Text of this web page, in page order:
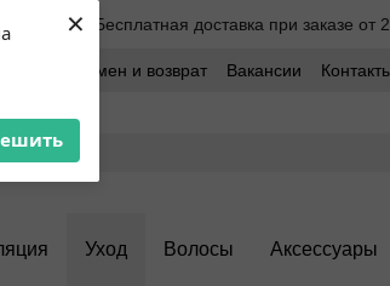
× Бесплатная доставка при заказе от
Обмен и возврат Вакансии
Уход Волосы Аксессуары